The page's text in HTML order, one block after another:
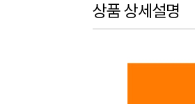
상품 상세설명